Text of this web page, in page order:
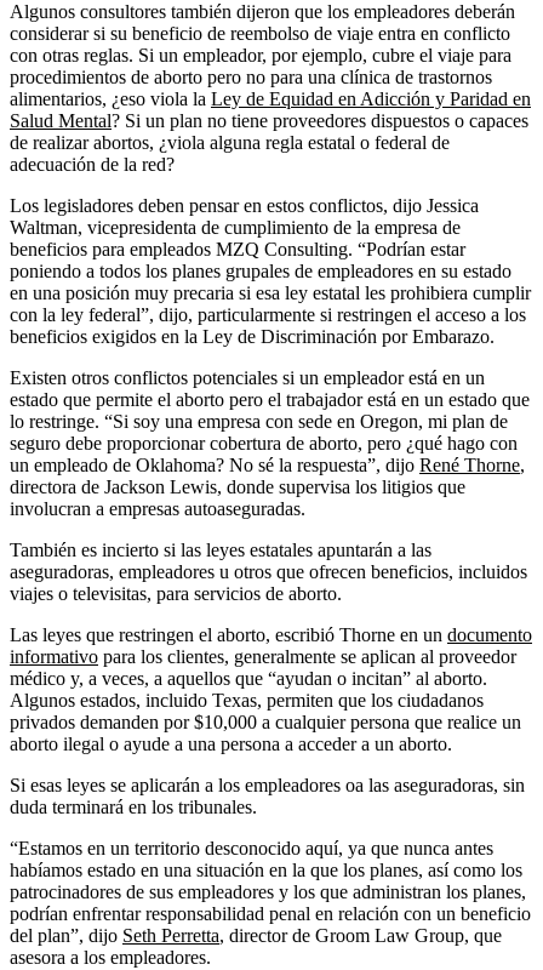
Algunos consultores también dijeron que los empleadores deberán
considerar si su beneficio de reembolso de viaje entra en conflicto
con otras reglas. Si un empleador, por ejemplo, cubre el viaje para
procedimientos de aborto pero no para una clínica de trastornos
alimentarios, ¿eso viola la Ley de Equidad en Adicción y Paridad en
Salud Mental? Si un plan no tiene proveedores dispuestos o capaces
de realizar abortos, ¿viola alguna regla estatal o federal de
adecuación de la red?
Los legisladores deben pensar en estos conflictos, dijo Jessica
Waltman, vicepresidenta de cumplimiento de la empresa de
beneficios para empleados MZQ Consulting. “Podrían estar
poniendo a todos los planes grupales de empleadores en su estado
en una posición muy precaria si esa ley estatal les prohibiera cumplir
con la ley federal”, dijo, particularmente si restringen el acceso a los
beneficios exigidos en la Ley de Discriminación por Embarazo.
Existen otros conflictos potenciales si un empleador está en un
estado que permite el aborto pero el trabajador está en un estado que
lo restringe. “Si soy una empresa con sede en Oregon, mi plan de
seguro debe proporcionar cobertura de aborto, pero ¿qué hago con
un empleado de Oklahoma? No sé la respuesta”, dijo René Thorne,
directora de Jackson Lewis, donde supervisa los litigios que
involucran a empresas autoaseguradas.
También es incierto si las leyes estatales apuntarán a las
aseguradoras, empleadores u otros que ofrecen beneficios, incluidos
viajes o televisitas, para servicios de aborto.
Las leyes que restringen el aborto, escribió Thorne en un documento
informativo para los clientes, generalmente se aplican al proveedor
médico y, a veces, a aquellos que “ayudan o incitan” al aborto.
Algunos estados, incluido Texas, permiten que los ciudadanos
privados demanden por $10,000 a cualquier persona que realice un
aborto ilegal o ayude a una persona a acceder a un aborto.
Si esas leyes se aplicarán a los empleadores oa las aseguradoras, sin
duda terminará en los tribunales.
“Estamos en un territorio desconocido aquí, ya que nunca antes
habíamos estado en una situación en la que los planes, así como los
patrocinadores de sus empleadores y los que administran los planes,
podrían enfrentar responsabilidad penal en relación con un beneficio
del plan”, dijo Seth Perretta, director de Groom Law Group, que
asesora a los empleadores.